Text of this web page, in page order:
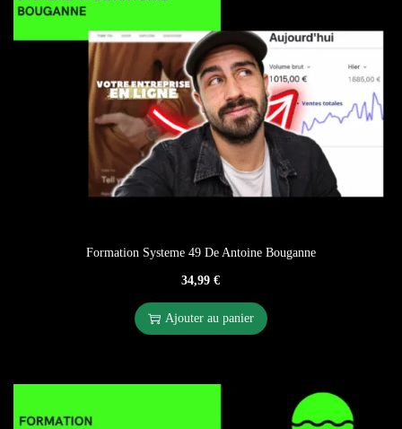
Formation Systeme 49 De Antoine Bouganne
34,99€
Ajouter au panier